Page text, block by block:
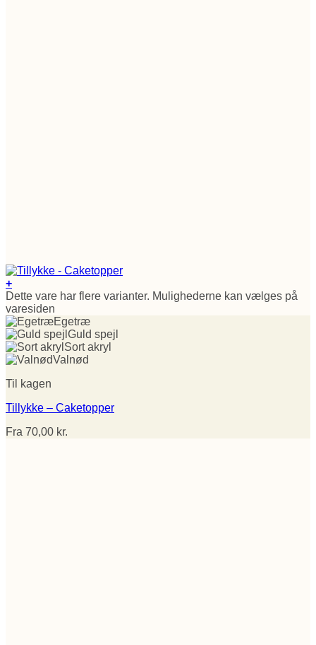
+
Dette vare har flere varianter. Mulighederne kan vælges på
varesiden
Egetræ
Guld spejl
Sort akryl
Valnød
Til kagen
Tillykke – Caketopper
Fra 70,00 kr.